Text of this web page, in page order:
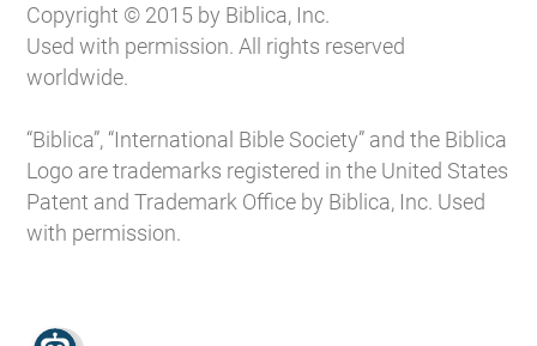
Copyright © 2015 by Biblica, Inc.
Used with permission. All rights reserved
worldwide.
“Biblica”, “International Bible Society” and the Biblica
Logo are trademarks registered in the United States
Patent and Trademark Office by Biblica, Inc. Used
with permission.